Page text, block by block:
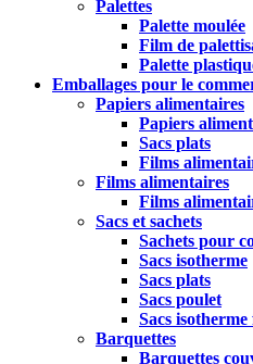
Palettes
Palette moulée
Film de
Palette
Emballages pour le
Papiers alimentaires
Papiers
Sacs plats
Films
Films alimentaires
Films
Sacs et sachets
Sachets pour
Sacs isotherme
Sacs plats
Sacs poulet
Sacs
Barquettes
Barquettes